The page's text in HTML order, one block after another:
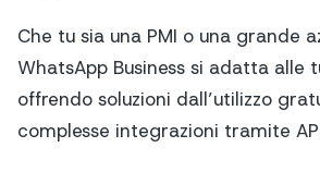
Che tu sia una PMI o una grande
WhatsApp Business si adatta alle
offrendo soluzioni dall’utilizzo
complesse integrazioni tramite